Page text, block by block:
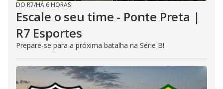
DO R7/HÁ 6 HORAS
Escale o seu time - Ponte Preta |
R7 Esportes
Prepare-se para a próxima batalha na Série B!